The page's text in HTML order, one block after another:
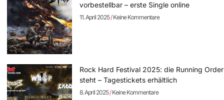
vorbestellbar – erste Single online
11. April 2025 Keine Kommentare
Rock Hard Festival 2025: die Running Order
steht – Tagestickets erhältlich
8. April 2025 Keine Kommentare